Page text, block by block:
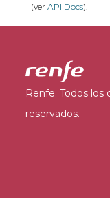
(ver API Docs).
Renfe. Todos los
reservados.